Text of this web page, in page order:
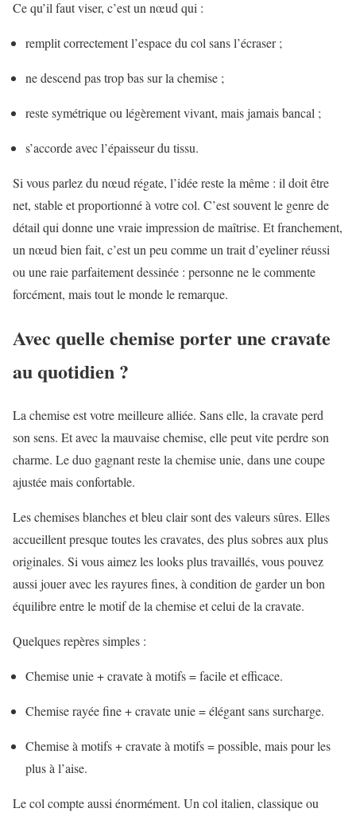
Ce qu’il faut viser, c’est un nœud qui :
remplit correctement l’espace du col sans l’écraser ;
ne descend pas trop bas sur la chemise ;
reste symétrique ou légèrement vivant, mais jamais bancal ;
s’accorde avec l’épaisseur du tissu.
Si vous parlez du nœud régate, l’idée reste la même : il doit être
net, stable et proportionné à votre col. C’est souvent le genre de
détail qui donne une vraie impression de maîtrise. Et franchement,
un nœud bien fait, c’est un peu comme un trait d’eyeliner réussi
ou une raie parfaitement dessinée : personne ne le commente
forcément, mais tout le monde le remarque.
Avec quelle chemise porter une cravate
au quotidien ?
La chemise est votre meilleure alliée. Sans elle, la cravate perd
son sens. Et avec la mauvaise chemise, elle peut vite perdre son
charme. Le duo gagnant reste la chemise unie, dans une coupe
ajustée mais confortable.
Les chemises blanches et bleu clair sont des valeurs sûres. Elles
accueillent presque toutes les cravates, des plus sobres aux plus
originales. Si vous aimez les looks plus travaillés, vous pouvez
aussi jouer avec les rayures fines, à condition de garder un bon
équilibre entre le motif de la chemise et celui de la cravate.
Quelques repères simples :
Chemise unie + cravate à motifs = facile et efficace.
Chemise rayée fine + cravate unie = élégant sans surcharge.
Chemise à motifs + cravate à motifs = possible, mais pour les
plus à l’aise.
Le col compte aussi énormément. Un col italien, classique ou